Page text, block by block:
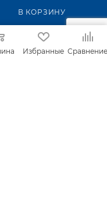
В КОРЗИНУ
ул.
2б
Избранные Сравнение